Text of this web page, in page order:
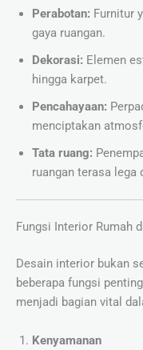
Perabotan: Furnitur
gaya ruangan.
Dekorasi: Elemen
hingga karpet.
Pencahayaan:
menciptakan
Tata ruang:
ruangan terasa lega
Fungsi Interior Rumah
Desain interior bukan
beberapa fungsi
menjadi bagian vital
Kenyamanan